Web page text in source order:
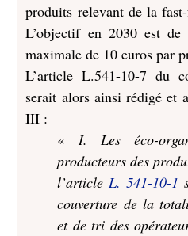
produits relevant de la
L’objectif en 2030 est
maximale de 10 euros par
L’article L.541-10-7 du
serait alors ainsi rédigé et
III :
«I. Les éco-
producteurs des
l’articleL. 541-10-1
couverture de la
et de tri des